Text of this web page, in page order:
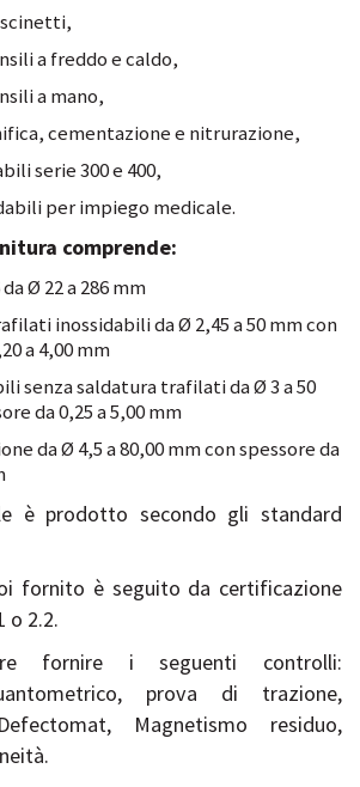
a freddo e caldo,
a mano,
cementazione e nitrurazione,
serie 300 e 400,
per impiego medicale.
comprende:
Ø 22 a 286 mm
inossidabili da Ø 2,45 a 50 mm con
a 4,00 mm
senza saldatura trafilati da Ø 3 a 50
da 0,25 a 5,00 mm
da Ø 4,5 a 80,00 mm con spessore da
è prodotto secondo gli standard
fornito è seguito da certificazione
o 2.2.
fornire i seguenti controlli:
prova di trazione,
Magnetismo residuo,